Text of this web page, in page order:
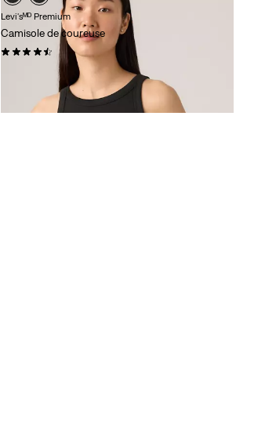
Levi'sᴹᴰ Premium
Camisole de coureuse
(49)